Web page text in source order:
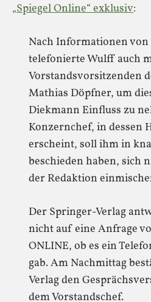
„Spiegel Online“ exklusiv:
Nach Informationen von
telefonierte Wulff auch
Vorstandsvorsitzenden
Mathias Döpfner, um
Diekmann Einfluss zu
Konzernchef, in dessen
erscheint, soll ihm in
beschieden haben, sich
der Redaktion
Der Springer-Verlag
nicht auf eine Anfrage
ONLINE, ob es ein
gab. Am Nachmittag
Verlag den
dem Vorstandschef.